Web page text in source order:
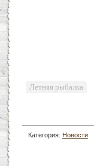
Летняя рыбалка
Категория: Новости